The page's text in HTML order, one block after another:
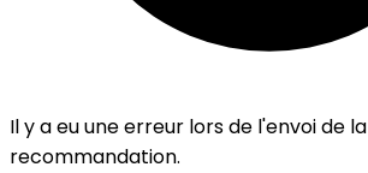
Il y a eu une erreur lors de l'envoi de la
recommandation.